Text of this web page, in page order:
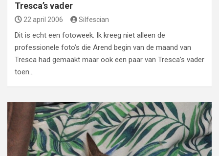
Tresca’s vader
22 april 2006 Silfescian
Dit is echt een fotoweek. Ik kreeg niet alleen de
professionele foto’s die Arend begin van de maand van
Tresca had gemaakt maar ook een paar van Tresca’s vader
toen…